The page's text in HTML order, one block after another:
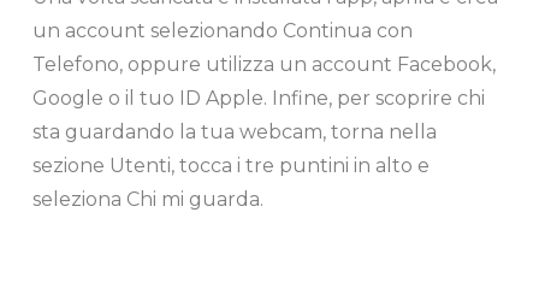
un account selezionando Continua con
Telefono, oppure utilizza un account Facebook,
Google o il tuo ID Apple. Infine, per scoprire chi
sta guardando la tua webcam, torna nella
sezione Utenti, tocca i tre puntini in alto e
seleziona Chi mi guarda.